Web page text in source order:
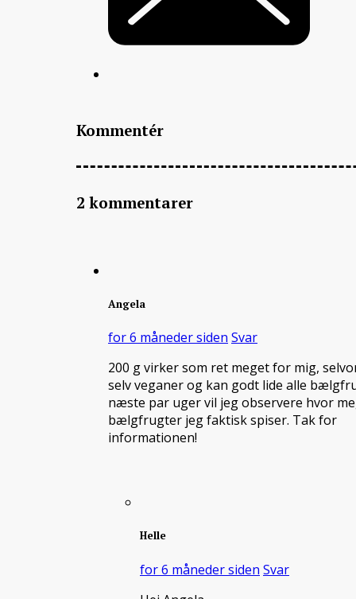
Kommentér
2 kommentarer
Angela
for 6 måneder siden Svar
200 g virker som ret meget for mig,
selv veganer og kan godt lide alle
næste par uger vil jeg observere hvor
bælgfrugter jeg faktisk spiser. Tak for
informationen!
Helle
for 6 måneder siden Svar